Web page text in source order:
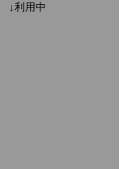
↓利用中